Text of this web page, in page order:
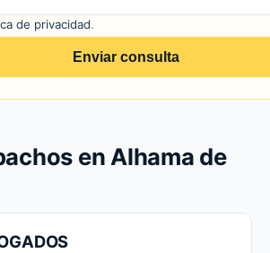
de privacidad.
Enviar consulta
en Alhama de